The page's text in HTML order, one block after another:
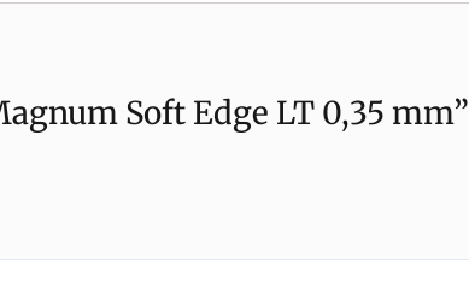
Soft Edge LT 0,35 mm”